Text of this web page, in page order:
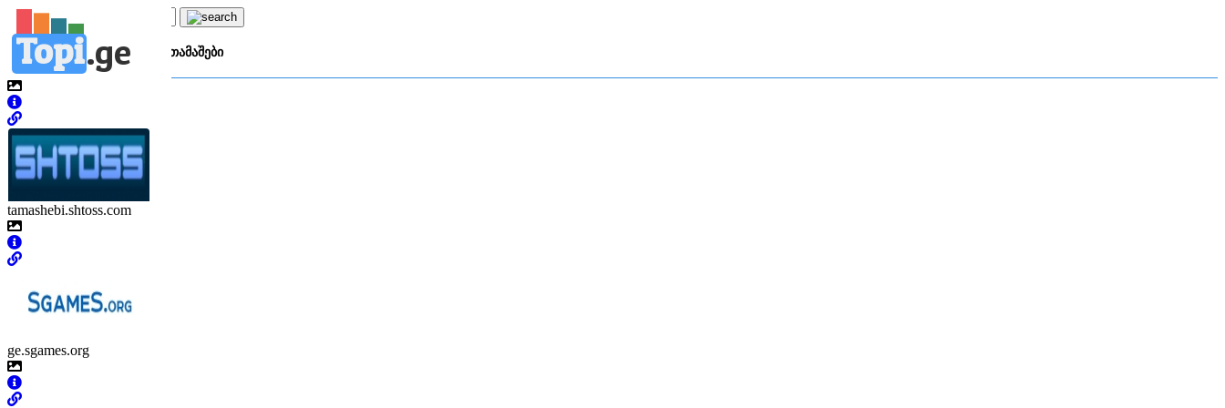
Topi.ge
კატეგორია: ო ონლაინ თამაშები
tamashebi.shtoss.com
ge.sgames.org